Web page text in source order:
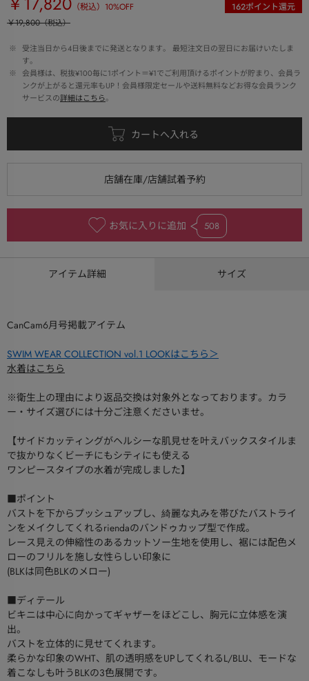
（税込） 10%OFF 162ポイント還元
￥19,800（税込）
※
受注当日から4日後までに発送となります。 最短注文日の翌日にお届けいたしま
す。
※
会員様は、税抜¥100毎に1ポイント＝¥1でご利用頂けるポイントが貯まり、会員ラ
ンクが上がると還元率もUP！会員様限定セールや送料無料などお得な会員ランク
サービスの詳細はこちら。
お気に入りに追加 508
アイテム詳細 サイズ
CanCam6月号掲載アイテム
SWIM WEAR COLLECTION vol.1 LOOKはこちら＞
水着はこちら
※衛生上の理由により返品交換は対象外となっております。カラ
ー・サイズ選びには十分ご注意くださいませ。
【サイドカッティングがヘルシーな肌見せを叶えバックスタイルま
で抜かりなくビーチにもシティにも使える
ワンピースタイプの水着が完成しました】
■ポイント
バストを下からプッシュアップし、綺麗な丸みを帯びたバストライ
ンをメイクしてくれるriendaのバンドゥカップ型で作成。
レース見えの伸縮性のあるカットソー生地を使用し、裾には配色メ
ローのフリルを施し女性らしい印象に
(BLKは同色BLKのメロー)
■ディテール
ビキニは中心に向かってギャザーをほどこし、胸元に立体感を演
出。
バストを立体的に見せてくれます。
柔らかな印象のWHT、肌の透明感をUPしてくれるL/BLU、モードな
着こなしも叶うBLKの3色展開です。